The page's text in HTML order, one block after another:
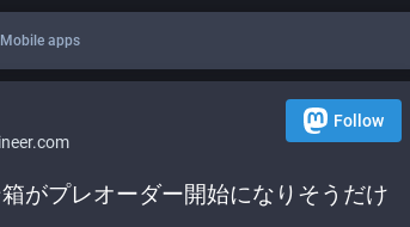
Mobile apps
Follow
がプレオーダー開始になりそうだけ